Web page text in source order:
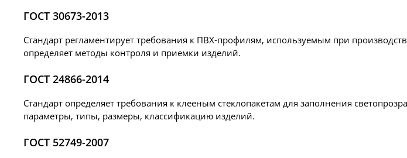
ГОСТ 30673-2013
Стандарт регламентирует требования к ПВХ-профилям, используемым при
определяет методы контроля и приемки изделий.
ГОСТ 24866-2014
Стандарт определяет требования к клееным стеклопакетам для заполнения
параметры, типы, размеры, классификацию изделий.
ГОСТ 52749-2007